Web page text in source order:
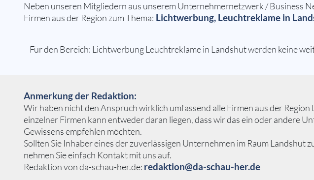
Neben unseren Mitgliedern aus unserem Unternehmernetzwerk / Business
Firmen aus der Region zum Thema: Lichtwerbung, Leuchtreklame in
Für den Bereich: Lichtwerbung Leuchtreklame in Landshut werden keine
Anmerkung der Redaktion:
Wir haben nicht den Anspruch wirklich umfassend alle Firmen aus der
einzelner Firmen kann entweder daran liegen, dass wir das ein oder andere
Gewissens empfehlen möchten.
Sollten Sie Inhaber eines der zuverlässigen Unternehmen im Raum Landshut
nehmen Sie einfach Kontakt mit uns auf.
Redaktion von da-schau-her.de: redaktion@da-schau-her.de